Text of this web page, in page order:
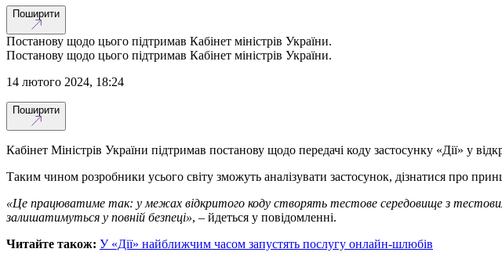
Поширити
Постанову щодо цього підтримав Кабінет міністрів України.
Постанову щодо цього підтримав Кабінет міністрів України.
14 лютого 2024, 18:24
Поширити
Кабінет Міністрів України підтримав постанову щодо передачі коду застосунку «Дії» у
Таким чином розробники усього світу зможуть аналізувати застосунок, дізнатися про
«Це працюватиме так: у межах відкритого коду створять тестове середовище з
залишатимуться у повній безпеці», – йдеться у повідомленні.
Читайте також: У «Дії» найближчим часом запустять послугу онлайн-шлюбів